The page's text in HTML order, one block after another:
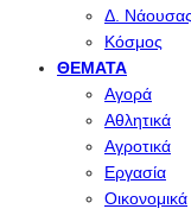
Δ. Νάουσας
Κόσμος
ΘΈΜΑΤΑ
Αγορά
Αθλητικά
Αγροτικά
Εργασία
Οικονομικά